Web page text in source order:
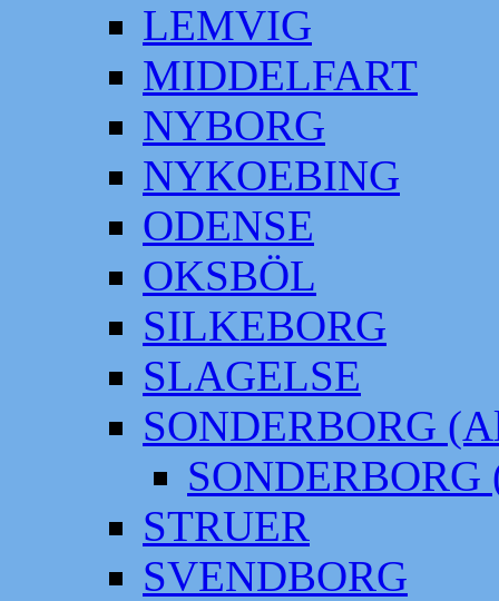
LEMVIG
MIDDELFART
NYBORG
NYKOEBING
ODENSE
OKSBÖL
SILKEBORG
SLAGELSE
SONDERBORG
SONDERBORG
STRUER
SVENDBORG